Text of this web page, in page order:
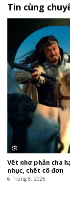
Tin cùng
Vết nhơ phản cha
nhục, chết cô đơn
6 Tháng 8, 2026